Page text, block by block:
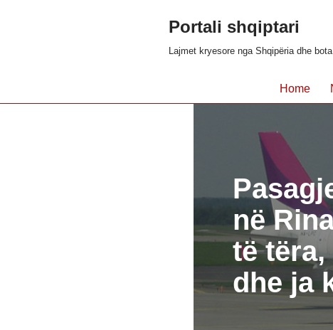
Portali shqiptari
Lajmet kryesore nga Shqipëria dhe
Home
në
të
dhe ja